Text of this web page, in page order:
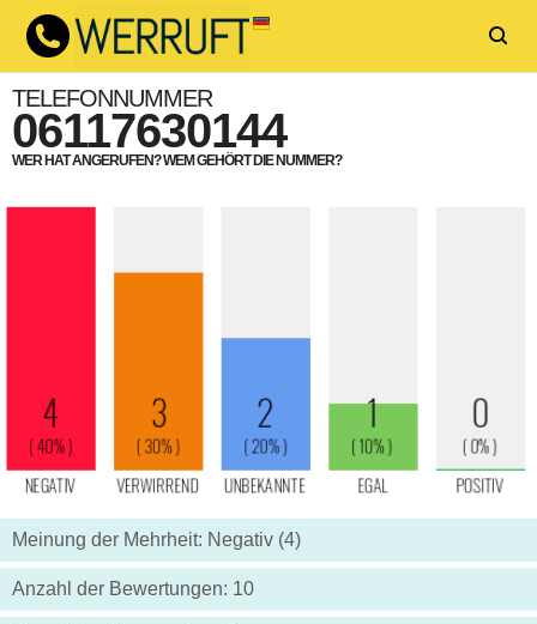
TELEFONNUMMER
06117630144
WER HAT ANGERUFEN? WEM GEHÖRT DIE NUMMER?
Meinung der Mehrheit: Negativ (4)
Anzahl der Bewertungen: 10